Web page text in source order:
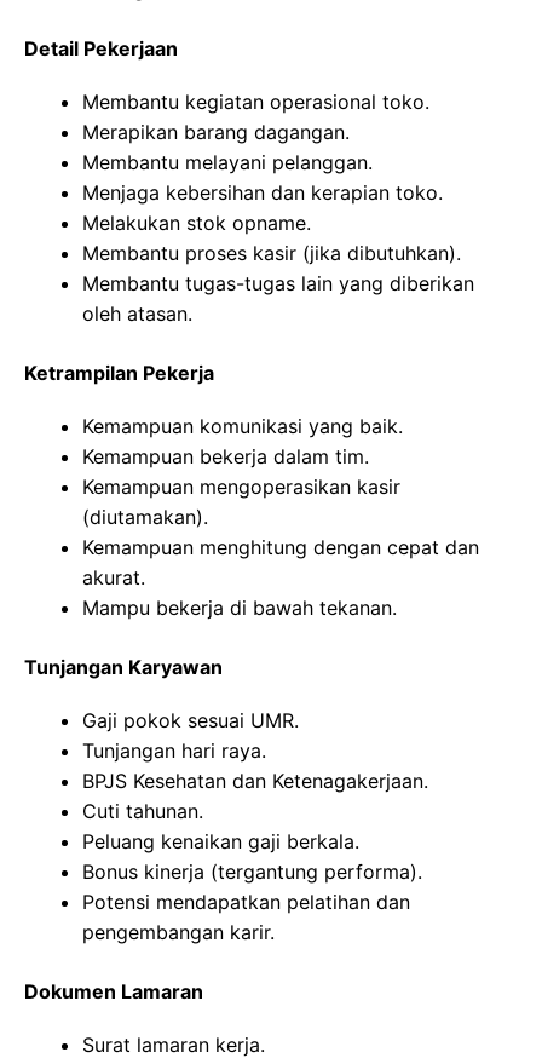
Detail Pekerjaan
Membantu kegiatan operasional toko.
Merapikan barang dagangan.
Membantu melayani pelanggan.
Menjaga kebersihan dan kerapian toko.
Melakukan stok opname.
Membantu proses kasir (jika dibutuhkan).
Membantu tugas-tugas lain yang diberikan
oleh atasan.
Ketrampilan Pekerja
Kemampuan komunikasi yang baik.
Kemampuan bekerja dalam tim.
Kemampuan mengoperasikan kasir
(diutamakan).
Kemampuan menghitung dengan cepat dan
akurat.
Mampu bekerja di bawah tekanan.
Tunjangan Karyawan
Gaji pokok sesuai UMR.
Tunjangan hari raya.
BPJS Kesehatan dan Ketenagakerjaan.
Cuti tahunan.
Peluang kenaikan gaji berkala.
Bonus kinerja (tergantung performa).
Potensi mendapatkan pelatihan dan
pengembangan karir.
Dokumen Lamaran
Surat lamaran kerja.